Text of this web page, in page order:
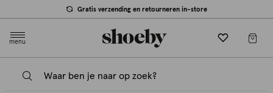
Gratis verzending en retourneren in-store
menu